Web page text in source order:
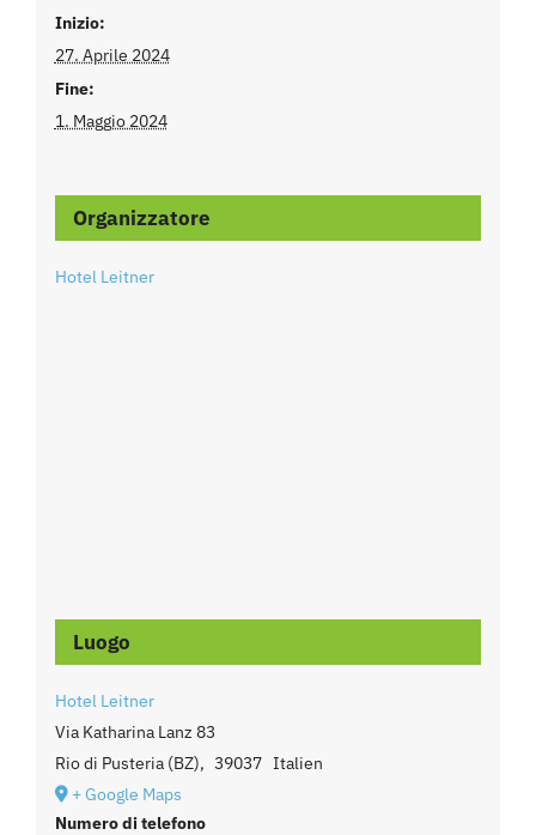
Inizio:
27. Aprile 2024
Fine:
1. Maggio 2024
Organizzatore
Hotel Leitner
Luogo
Hotel Leitner
Via Katharina Lanz 83
Rio di Pusteria (BZ), 39037 Italien
+ Google Maps
Numero di telefono